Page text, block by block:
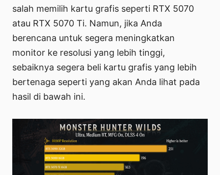
salah memilih kartu grafis seperti RTX 5070
atau RTX 5070 Ti. Namun, jika Anda
berencana untuk segera meningkatkan
monitor ke resolusi yang lebih tinggi,
sebaiknya segera beli kartu grafis yang lebih
bertenaga seperti yang akan Anda lihat pada
hasil di bawah ini.